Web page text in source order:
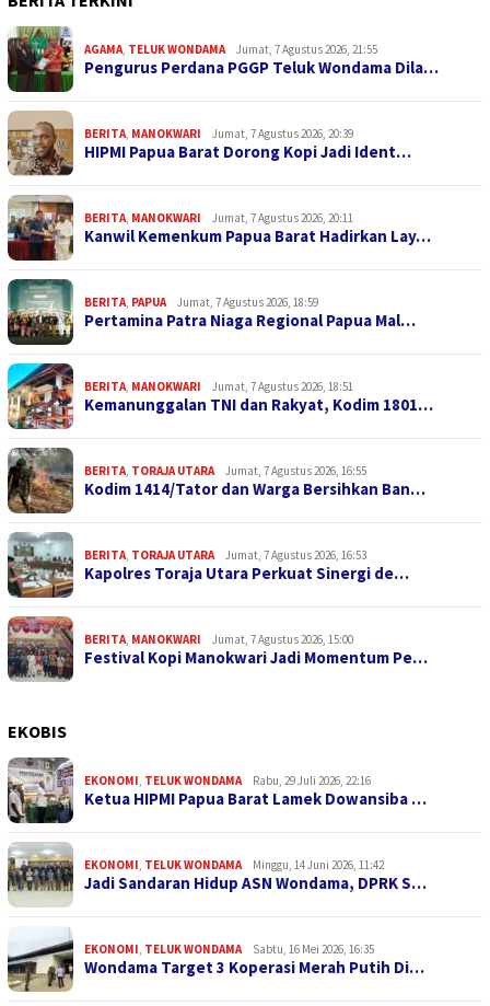
AGAMA, TELUK WONDAMA Jumat, 7 Agustus 2026, 21:55
Pengurus Perdana PGGP Teluk Wondama Dila…
BERITA, MANOKWARI Jumat, 7 Agustus 2026, 20:39
HIPMI Papua Barat Dorong Kopi Jadi Ident…
BERITA, MANOKWARI Jumat, 7 Agustus 2026, 20:11
Kanwil Kemenkum Papua Barat Hadirkan Lay…
BERITA, PAPUA Jumat, 7 Agustus 2026, 18:59
Pertamina Patra Niaga Regional Papua Mal…
BERITA, MANOKWARI Jumat, 7 Agustus 2026, 18:51
Kemanunggalan TNI dan Rakyat, Kodim 1801…
BERITA, TORAJA UTARA Jumat, 7 Agustus 2026, 16:55
Kodim 1414/Tator dan Warga Bersihkan Ban…
BERITA, TORAJA UTARA Jumat, 7 Agustus 2026, 16:53
Kapolres Toraja Utara Perkuat Sinergi de…
BERITA, MANOKWARI Jumat, 7 Agustus 2026, 15:00
Festival Kopi Manokwari Jadi Momentum Pe…
EKOBIS
EKONOMI, TELUK WONDAMA Rabu, 29 Juli 2026, 22:16
Ketua HIPMI Papua Barat Lamek Dowansiba …
EKONOMI, TELUK WONDAMA Minggu, 14 Juni 2026, 11:42
Jadi Sandaran Hidup ASN Wondama, DPRK S…
EKONOMI, TELUK WONDAMA Sabtu, 16 Mei 2026, 16:35
Wondama Target 3 Koperasi Merah Putih Di…